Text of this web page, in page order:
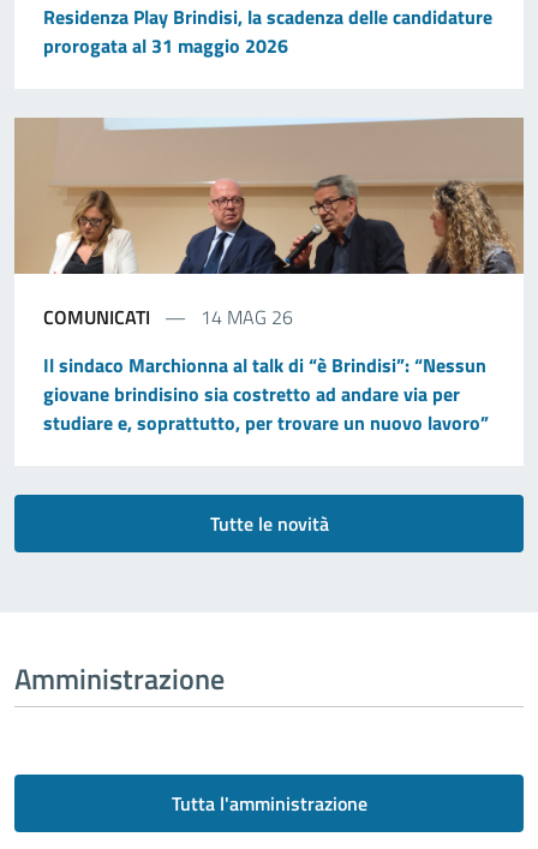
Residenza Play Brindisi, la scadenza delle candidature
prorogata al 31 maggio 2026
COMUNICATI
14 MAG 26
Il sindaco Marchionna al talk di “è Brindisi”: “Nessun
giovane brindisino sia costretto ad andare via per
studiare e, soprattutto, per trovare un nuovo lavoro”
Tutte le novità
Amministrazione
Tutta l'amministrazione